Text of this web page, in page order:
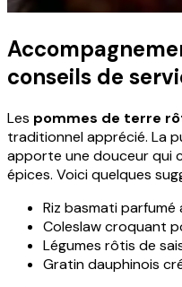
conseils de
Les pommes de terre
traditionnel apprécié. La
apporte une douceur qui
épices. Voici quelques
Riz basmati
Coleslaw croquant
Légumes rôtis de
Gratin dauphinois